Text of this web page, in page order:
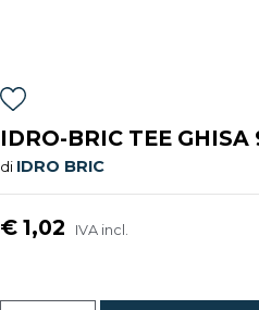
IDRO-BRIC TEE
di IDRO BRIC
€ 1,02 IVA incl.